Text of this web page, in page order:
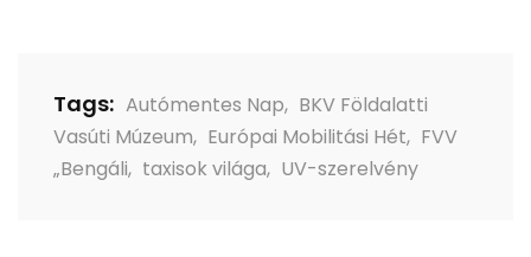
Tags: Autómentes Nap, BKV Földalatti
Vasúti Múzeum, Európai Mobilitási Hét, FVV
„Bengáli, taxisok világa, UV-szerelvény